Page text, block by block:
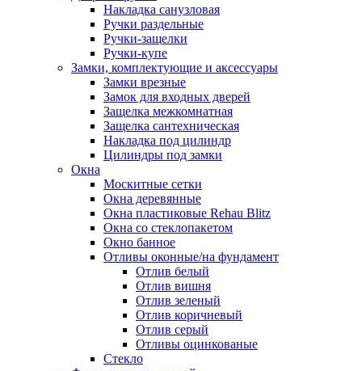
Накладка санузловая
Ручки раздельные
Ручки-защелки
Ручки-купе
Замки, комплектующие и аксессуары
Замки врезные
Замок для входных дверей
Защелка межкомнатная
Защелка сантехническая
Накладка под цилиндр
Цилиндры под замки
Окна
Москитные сетки
Окна деревянные
Окна пластиковые Rehau Blitz
Окна со стеклопакетом
Окно банное
Отливы оконные/на фундамент
Отлив белый
Отлив вишня
Отлив зеленый
Отлив коричневый
Отлив серый
Отливы оцинкованые
Стекло